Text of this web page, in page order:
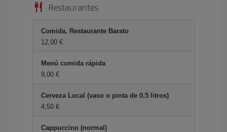
Restaurantes
Comida, Restaurante Barato
12,00 €
Menú comida rápida
9,00 €
Cerveza Local (vaso o pinta de 0.5 litros)
4,50 €
Cappuccino (normal)